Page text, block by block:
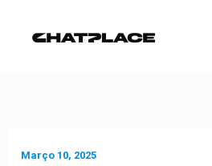
Março 10, 2025